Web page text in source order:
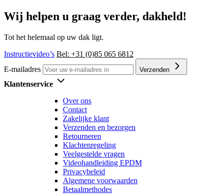
Wij helpen u graag verder, dakheld!
Tot het helemaal op uw dak ligt.
Instructievideo’s Bel: +31 (0)85 065 6812
E-mailadres
Verzenden
Klantenservice
Over ons
Contact
Zakelijke klant
Verzenden en bezorgen
Retourneren
Klachtenregeling
Veelgestelde vragen
Videohandleiding EPDM
Privacybeleid
Algemene voorwaarden
Betaalmethodes